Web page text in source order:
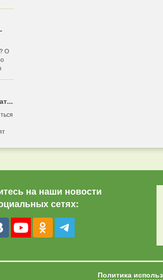
О
на наши новости
сетях:
Политика